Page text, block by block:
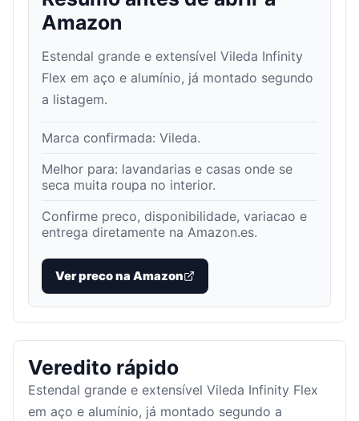
Amazon
Estendal grande e extensível Vileda Infinity
Flex em aço e alumínio, já montado segundo
a listagem.
Marca confirmada: Vileda.
Melhor para: lavandarias e casas onde se
seca muita roupa no interior.
Confirme preco, disponibilidade, variacao e
entrega diretamente na Amazon.es.
Ver preco na Amazon
Veredito rápido
Estendal grande e extensível Vileda Infinity Flex
em aço e alumínio, já montado segundo a